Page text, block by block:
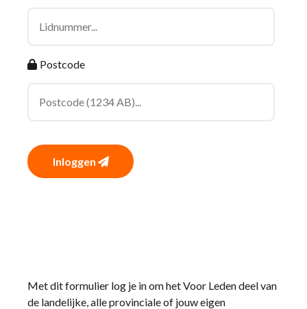
Postcode
Inloggen
Met dit formulier log je in om het Voor Leden deel van
de landelijke, alle provinciale of jouw eigen